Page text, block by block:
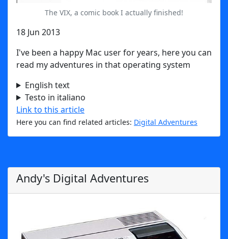
The VIX, a comic book I actually finished!
18 Jun 2013
I've been a happy Mac user for years, here you can
read my adventures in that operating system
English text
Testo in italiano
Link to this article
Here you can find related articles: Digital Adventures
Andy's Digital Adventures